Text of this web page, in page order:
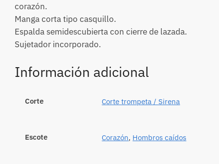
corazón.
Manga corta tipo casquillo.
Espalda semidescubierta con cierre de lazada.
Sujetador incorporado.
Información adicional
Corte Corte trompeta / Sirena
Escote Corazón, Hombros caídos